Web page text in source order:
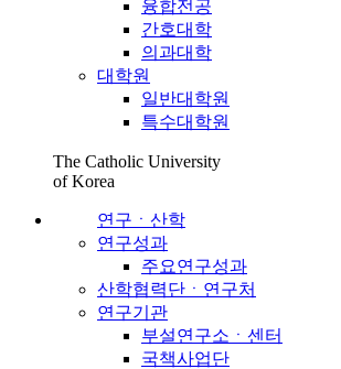
융합전공
간호대학
의과대학
대학원
일반대학원
특수대학원
The Catholic University
of Korea
연구ㆍ산학
연구성과
주요연구성과
산학협력단ㆍ연구처
연구기관
부설연구소ㆍ센터
국책사업단